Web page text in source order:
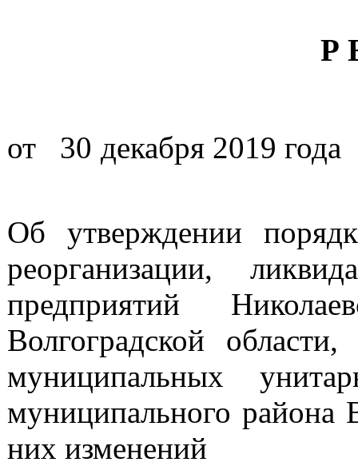
Р
от 30
Об утверждении
реорганизации,
предприятий
Волгоградской
муниципальных
муниципального района
них изменений